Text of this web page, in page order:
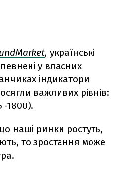
, українські
у власних
індикатори
важливих рівнів:
-1800).
наші ринки ростуть,
то зростання може